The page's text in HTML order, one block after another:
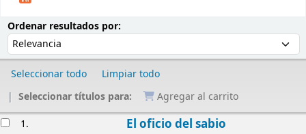
Ordenar resultados por:
Seleccionar todo
Limpiar todo
Seleccionar títulos para:
Agregar al carrito
1. El oficio del sabio